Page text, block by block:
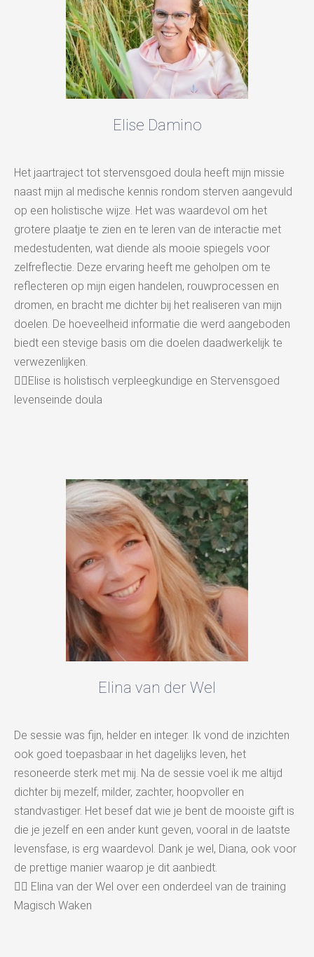
Elise Damino
Het jaartraject tot stervensgoed doula heeft mijn missie
naast mijn al medische kennis rondom sterven aangevuld
op een holistische wijze. Het was waardevol om het
grotere plaatje te zien en te leren van de interactie met
medestudenten, wat diende als mooie spiegels voor
zelfreflectie. Deze ervaring heeft me geholpen om te
reflecteren op mijn eigen handelen, rouwprocessen en
dromen, en bracht me dichter bij het realiseren van mijn
doelen. De hoeveelheid informatie die werd aangeboden
biedt een stevige basis om die doelen daadwerkelijk te
verwezenlijken.
👉🏻Elise is holistisch verpleegkundige en Stervensgoed
levenseinde doula
Elina van der Wel
De sessie was fijn, helder en integer. Ik vond de inzichten
ook goed toepasbaar in het dagelijks leven, het
resoneerde sterk met mij. Na de sessie voel ik me altijd
dichter bij mezelf; milder, zachter, hoopvoller en
standvastiger. Het besef dat wie je bent de mooiste gift is
die je jezelf en een ander kunt geven, vooral in de laatste
levensfase, is erg waardevol. Dank je wel, Diana, ook voor
de prettige manier waarop je dit aanbiedt.
👉🏻 Elina van der Wel over een onderdeel van de training
Magisch Waken